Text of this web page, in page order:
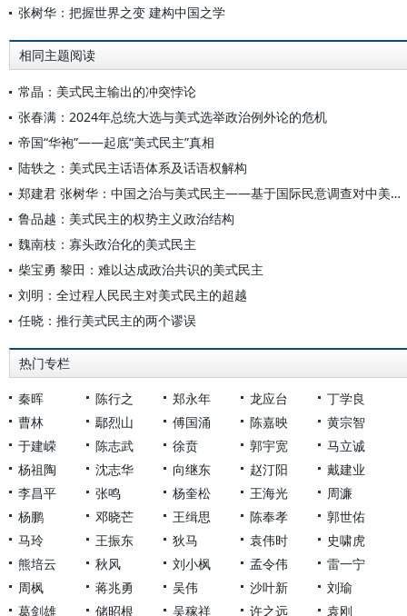
张树华：把握世界之变 建构中国之学
相同主题阅读
常晶：美式民主输出的冲突悖论
张春满：2024年总统大选与美式选举政治例外论的危机
帝国“华袍”——起底“美式民主”真相
陆轶之：美式民主话语体系及话语权解构
郑建君 张树华：中国之治与美式民主——基于国际民意调查对中美两国的政治认知及比较分析
鲁品越：美式民主的权势主义政治结构
魏南枝：寡头政治化的美式民主
柴宝勇 黎田：难以达成政治共识的美式民主
刘明：全过程人民民主对美式民主的超越
任晓：推行美式民主的两个谬误
热门专栏
秦晖 陈行之 郑永年 龙应台
丁学良
曹林
鄢烈山 傅国涌 陈嘉映
黄宗智
于建嵘
陈志武 徐贲 郭宇宽
马立诚
杨祖陶
沈志华 向继东 赵汀阳
戴建业
李昌平
张鸣 杨奎松 王海光
周濂
杨鹏
邓晓芒 王缉思 陈奉孝
郭世佑
马玲
王振东 狄马 袁伟时
史啸虎
熊培云
秋风 刘小枫 孟令伟
雷一宁
周枫
蒋兆勇 吴伟 沙叶新
刘瑜
葛剑雄
储昭根 吴稼祥 许之远 袁刚